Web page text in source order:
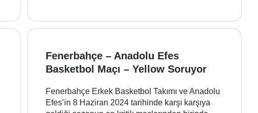
Fenerbahçe – Anadolu Efes
Basketbol Maçı – Yellow Soruyor
Fenerbahçe Erkek Basketbol Takımı ve Anadolu
Efes’in 8 Haziran 2024 tarihinde karşı karşıya